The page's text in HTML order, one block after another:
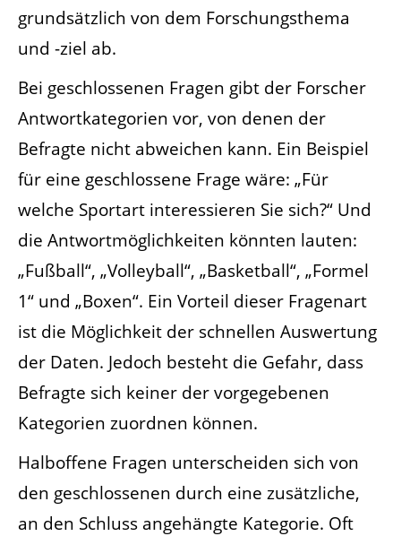
grundsätzlich von dem Forschungsthema
und -ziel ab.
Bei geschlossenen Fragen gibt der Forscher
Antwortkategorien vor, von denen der
Befragte nicht abweichen kann. Ein Beispiel
für eine geschlossene Frage wäre: „Für
welche Sportart interessieren Sie sich?“ Und
die Antwortmöglichkeiten könnten lauten:
„Fußball“, „Volleyball“, „Basketball“, „Formel
1“ und „Boxen“. Ein Vorteil dieser Fragenart
ist die Möglichkeit der schnellen Auswertung
der Daten. Jedoch besteht die Gefahr, dass
Befragte sich keiner der vorgegebenen
Kategorien zuordnen können.
Halboffene Fragen unterscheiden sich von
den geschlossenen durch eine zusätzliche,
an den Schluss angehängte Kategorie. Oft